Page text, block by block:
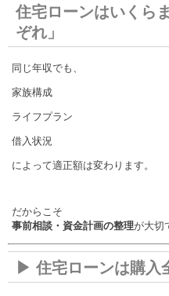
住宅ローンはいくら
ぞれ」
同じ年収でも、
家族構成
ライフプラン
借入状況
によって適正額は変わります。
だからこそ
事前相談・資金計画の整理が大切
▶ 住宅ローンは購入